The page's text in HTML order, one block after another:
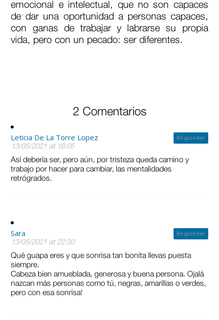
emocional e intelectual, que no son capaces
de dar una oportunidad a personas capaces,
con ganas de trabajar y labrarse su propia
vida, pero con un pecado: ser diferentes.
2 Comentarios
Responder
Leticia De La Torre Lopez
13/05/2021 at 16:05
Así debería ser, pero aún, por tristeza queda camino y
trabajo por hacer para cambiar, las mentalidades
retrógrados.
Responder
Sara
13/05/2021 at 22:30
Qué guapa eres y que sonrisa tan bonita llevas puesta
siempre.
Cabeza bien amueblada, generosa y buena persona. Ojalá
nazcan más personas como tú, negras, amarillas o verdes,
pero con esa sonrisa!